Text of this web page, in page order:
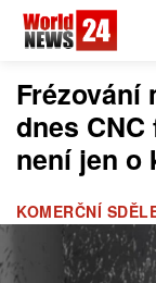
dnes
není jen o
KOMERČNÍ